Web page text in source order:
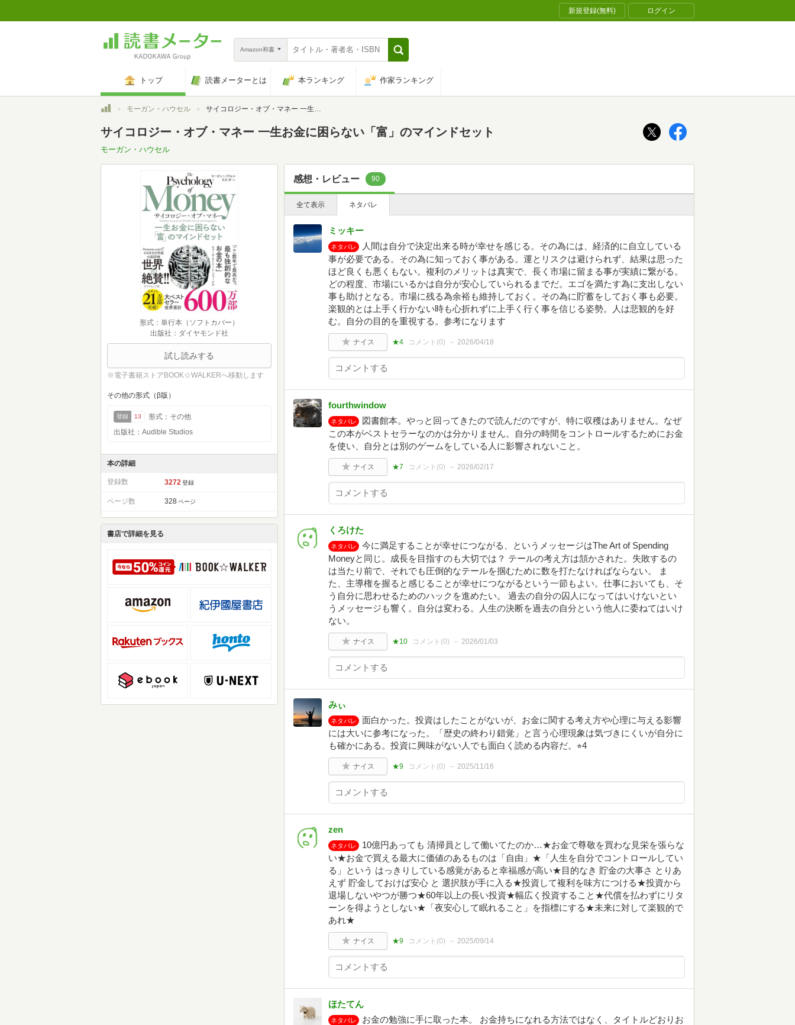
新規登録(無料) ログイン
Amazon和書
トップ 読書メーターとは 本ランキング 作家ランキング
トップモーガン・ハウセル サイコロジー・オブ・マネー 一生お金に困らない「富」のマインドセット
サイコロジー・オブ・マネー 一生お金に困らない「富」のマインドセット
モーガン・ハウセル
形式：単行本（ソフトカバー）
出版社：ダイヤモンド社
試し読みする
※電子書籍ストアBOOK☆WALKERへ移動します
その他の形式（β版）
登録 13
形式：その他
出版社：Audible Studios
本の詳細
登録数 3272 登録
ページ数 328 ページ
書店で詳細を見る
感想・レビュー 90
全て表示 ネタバレ
ミッキー
ネタバレ
人間は自分で決定出来る時が幸せを感じる。その為には、経済的に自立している
事が必要である。その為に知っておく事がある。運とリスクは避けられず、結果は思った
ほど良くも悪くもない。複利のメリットは真実で、長く市場に留まる事が実績に繋がる。
どの程度、市場にいるかは自分が安心していられるまでだ。エゴを満たす為に支出しない
事も助けとなる。市場に残る為余裕も維持しておく。その為に貯蓄をしておく事も必要。
楽観的とは上手く行かない時も心折れずに上手く行く事を信じる姿勢。人は悲観的を好
む。自分の目的を重視する。参考になります
ナイス ★4 コメント(0) 2026/04/18
fourthwindow
ネタバレ
図書館本。やっと回ってきたので読んだのですが、特に収穫はありません。なぜ
この本がベストセラーなのかは分かりません。自分の時間をコントロールするためにお金
を使い、自分とは別のゲームをしている人に影響されないこと。
ナイス ★7 コメント(0) 2026/02/17
くろけた
ネタバレ
今に満足することが幸せにつながる、というメッセージはThe Art of Spending
Moneyと同じ。成長を目指すのも大切では？ テールの考え方は頷かされた。失敗するの
は当たり前で、それでも圧倒的なテールを掴むために数を打たなければならない。 ま
た、主導権を握ると感じることが幸せにつながるという一節もよい。仕事においても、そ
う自分に思わせるためのハックを進めたい。 過去の自分の囚人になってはいけないとい
うメッセージも響く。自分は変わる。人生の決断を過去の自分という他人に委ねてはいけ
ない。
ナイス ★10 コメント(0) 2026/01/03
みぃ
ネタバレ
面白かった。投資はしたことがないが、お金に関する考え方や心理に与える影響
には大いに参考になった。「歴史の終わり錯覚」と言う心理現象は気づきにくいが自分に
も確かにある。投資に興味がない人でも面白く読める内容だ。⭐︎4
ナイス ★9 コメント(0) 2025/11/16
zen
ネタバレ
10億円あっても 清掃員として働いてたのか…★お金で尊敬を買わな見栄を張らな
い★お金で買える最大に価値のあるものは「自由」★「人生を自分でコントロールしてい
る」という はっきりしている感覚があると幸福感が高い★目的なき 貯金の大事さ とりあ
えず 貯金しておけば安心 と 選択肢が手に入る★投資して複利を味方につける★投資から
退場しないやつが勝つ★60年以上の長い投資★幅広く投資すること★代償を払わずにリタ
ーンを得ようとしない★「夜安心して眠れること」を指標にする★未来に対して楽観的で
あれ★
ナイス ★9 コメント(0) 2025/09/14
ほたてん
ネタバレ
お金の勉強に手に取った本。 お金持ちになれる方法ではなく、タイトルどおりお